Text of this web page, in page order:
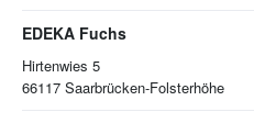
EDEKA Fuchs
Hirtenwies 5
66117 Saarbrücken-Folsterhöhe